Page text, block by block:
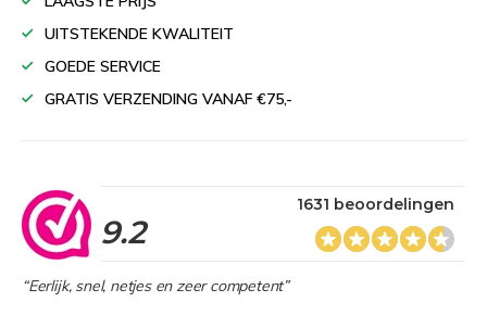
UITSTEKENDE KWALITEIT
GOEDE SERVICE
GRATIS VERZENDING VANAF €75,-
9.2
1631 beoordelingen
“Eerlijk, snel, netjes en zeer competent”